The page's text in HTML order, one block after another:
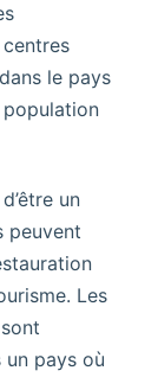
le pays
population
un
peuvent
Les
pays où